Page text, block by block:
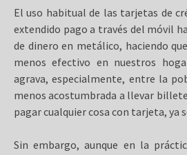
El uso habitual de las tarjetas de
extendido pago a través del móvil
de dinero en metálico, haciendo
menos efectivo en nuestros
agrava, especialmente, entre la
menos acostumbrada a llevar
pagar cualquier cosa con tarjeta, ya
Sin embargo, aunque en la